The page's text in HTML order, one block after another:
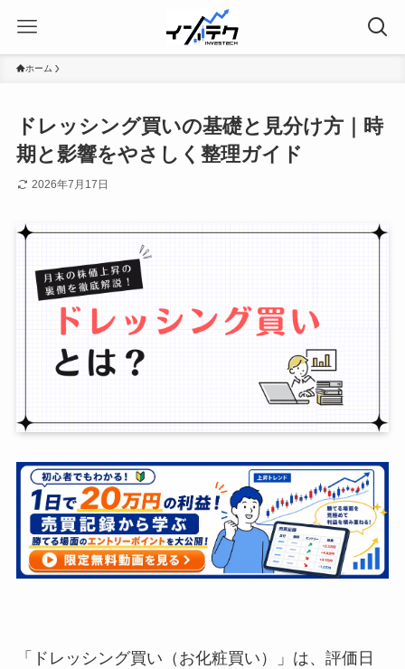
ホーム
ドレッシング買いの基礎と見分け方｜時
期と影響をやさしく整理ガイド
2026年7月17日
「ドレッシング買い（お化粧買い）」は、評価日